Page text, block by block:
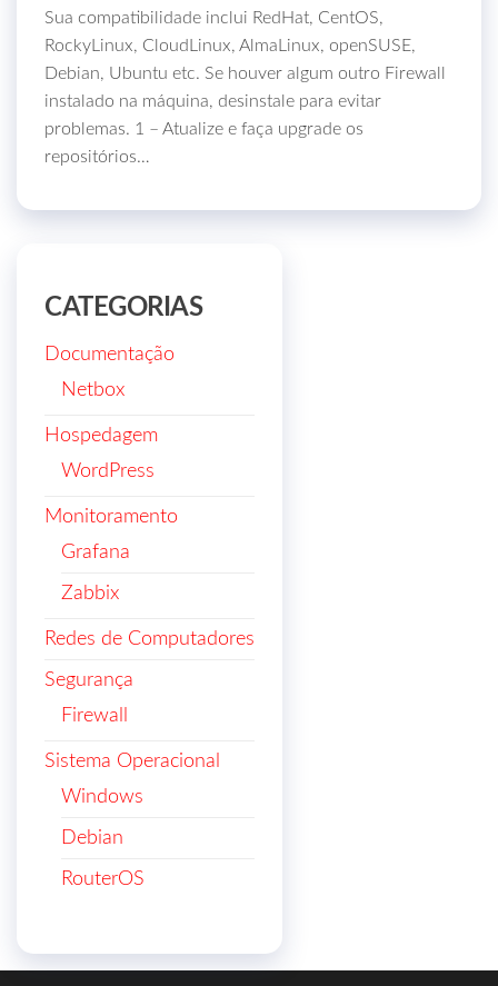
Sua compatibilidade inclui RedHat, CentOS,
RockyLinux, CloudLinux, AlmaLinux, openSUSE,
Debian, Ubuntu etc. Se houver algum outro Firewall
instalado na máquina, desinstale para evitar
problemas. 1 – Atualize e faça upgrade os
repositórios…
CATEGORIAS
Documentação
Netbox
Hospedagem
WordPress
Monitoramento
Grafana
Zabbix
Redes de Computadores
Segurança
Firewall
Sistema Operacional
Windows
Debian
RouterOS